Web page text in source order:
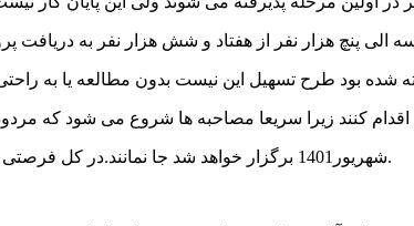
کنند زیرا سریعا مصاحبه ها شروع می شود که
شهریور1401 برگزار خواهد شد جا نمانند.در کل فرصتی نیست مگر با ما همراه شوید تا به قبولی برسید.